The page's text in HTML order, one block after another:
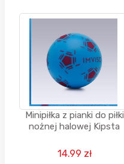
Minipiłka z pianki do piłki
nożnej halowej Kipsta
14.99 zł